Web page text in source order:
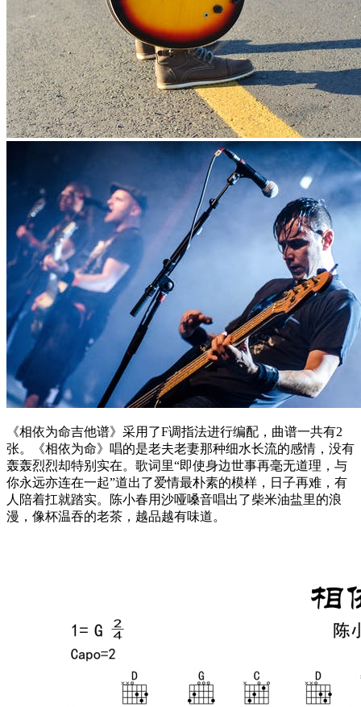
《相依为命吉他谱》采用了F调指法进行编配，曲谱一共有2
张。《相依为命》唱的是老夫老妻那种细水长流的感情，没有
轰轰烈烈却特别实在。歌词里“即使身边世事再毫无道理，与
你永远亦连在一起”道出了爱情最朴素的模样，日子再难，有
人陪着扛就踏实。陈小春用沙哑嗓音唱出了柴米油盐里的浪
漫，像杯温吞的老茶，越品越有味道。